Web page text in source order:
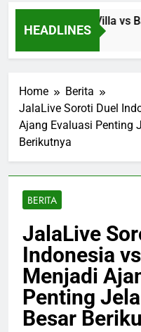
HEADLINES
Jalalive Aston Villa vs
5 Hours Ago
Home
Berita
JalaLive Soroti Duel
Ajang Evaluasi Penting
Berikutnya
BERITA
JalaLive
Indonesia
Menjadi
Penting
Besar